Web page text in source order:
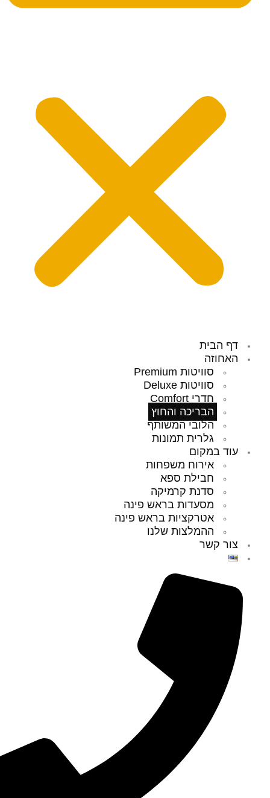
דף הבית
האחוזה
סוויטות Premium
סוויטות Deluxe
חדרי Comfort
הבריכה והחוץ
הלובי המשותף
גלרית תמונות
עוד במקום
אירוח משפחות
חבילת ספא
סדנת קרמיקה
מסעדות בראש פינה
אטרקציות בראש פינה
ההמלצות שלנו
צור קשר